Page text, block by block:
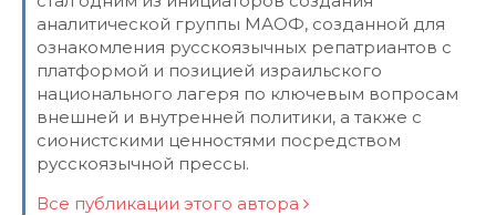
аналитической группы МАОФ, созданной для
ознакомления русскоязычных репатриантов с
платформой и позицией израильского
национального лагеря по ключевым вопросам
внешней и внутренней политики, а также с
сионистскими ценностями посредством
русскоязычной прессы.
Все публикации этого автора